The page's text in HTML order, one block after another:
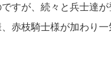
すが、続々と兵士達
赤枝騎士様が加わり